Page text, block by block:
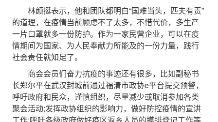
林颜挺表示，他和团队都明白“国难当头，匹夫有责”
的道理，在疫情当前顾虑不了太多，不惜代价，多生产
一片口罩就多一份防护。作为一家民营企业，可以在疫
情期间为国家、为人民奉献力所能及的一份力量，践行
社会责任就知足了。
商会会员们奋力抗疫的事迹还有很多，比如副秘书
长郑尔平在武汉封城前通过福清市政协e平台提交预警，
呼吁政府和民众，谨慎组织，尽量减少或取消参加各类
聚会活动;发挥政协组织的影响力，做好防控疫情的宣讲